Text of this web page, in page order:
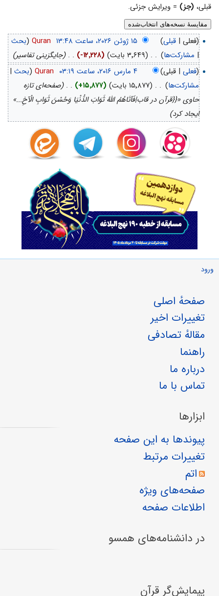
قبلی، (جز) = ویرایش جزئی.
(فعلی | قبلی)
‏
Quran
(بحث
| مشارکت‌ها)
. . (۳٬۶۴۹ بایت) (-۱۲٬۲۲۸) . . (جایگزینی تفاسیر)
(فعلی| قبلی) Quran
(بحث|
مشارکت‌ها)
. . (۱۵٬۸۷۷ بایت) (+۱۵٬۸۷۷) . . (صفحه‌ای تازه
حاوی «{{قرآن در قاب|فَآتَاهُمُ اللَّهُ ثَوَابَ الدُّنْيَا وَحُسْنَ ثَوَابِ الْآخِ...»
ایجاد کرد)
ورود
صفحهٔ اصلی
تغییرات اخیر
مقالهٔ تصادفی
راهنما
درباره ما
تماس با ما
ابزارها
پیوندها به این صفحه
تغییرات مرتبط
اتم
صفحه‌های ویژه
اطلاعات صفحه
در دانشنامه‌های همسو
پیمایش‌گر قرآن